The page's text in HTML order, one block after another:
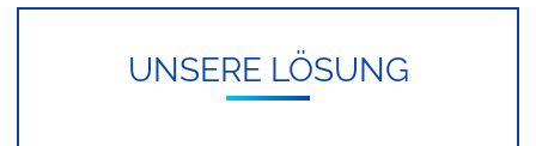
UN­SE­RE LÖ­SUNG